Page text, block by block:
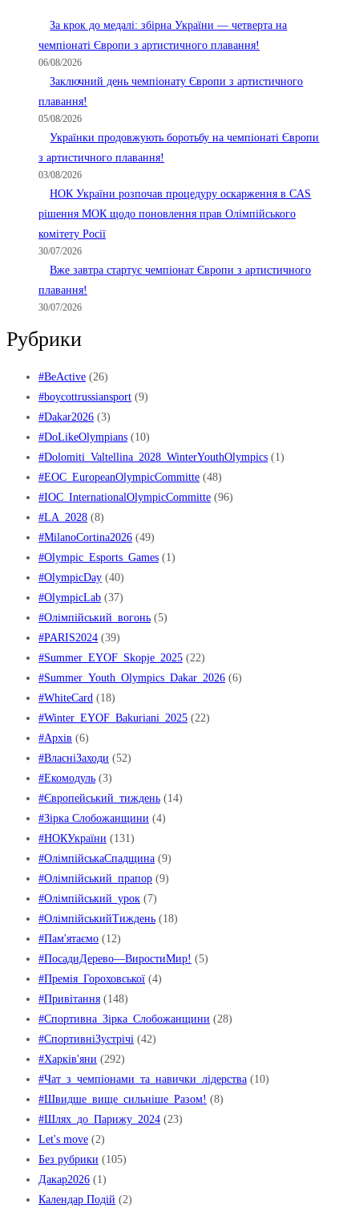
За крок до медалі: збірна України — четверта на
чемпіонаті Європи з артистичного плавання!
06/08/2026
Заключний день чемпіонату Європи з артистичного
плавання!
05/08/2026
Українки продовжують боротьбу на чемпіонаті Європи
з артистичного плавання!
03/08/2026
НОК України розпочав процедуру оскарження в CAS
рішення МОК щодо поновлення прав Олімпійського
комітету Росії
30/07/2026
Вже завтра стартує чемпіонат Європи з артистичного
плавання!
30/07/2026
Рубрики
#BeActive (26)
#boycottrussiansport (9)
#Dakar2026 (3)
#DoLikeOlympians (10)
#Dolomiti_Valtellina_2028_WinterYouthOlympics (1)
#EOC_EuropeanOlympicCommitte (48)
#IOC_InternationalOlympicCommitte (96)
#LA_2028 (8)
#MilanoCortina2026 (49)
#Olympic_Esports_Games (1)
#OlympicDay (40)
#OlympicLab (37)
#Oлімпійський_вогонь (5)
#PARIS2024 (39)
#Summer_EYOF_Skopje_2025 (22)
#Summer_Youth_Olympics_Dakar_2026 (6)
#WhiteCard (18)
#Winter_EYOF_Bakuriani_2025 (22)
#Архів (6)
#ВласніЗаходи (52)
#Екомодуль (3)
#Європейський_тиждень (14)
#Зірка Слобожанщини (4)
#НОКУкраїни (131)
#ОлімпійськаСпадщина (9)
#Олімпійський_прапор (9)
#Олімпійський_урок (7)
#ОлімпійськийТиждень (18)
#Пам'ятаємо (12)
#ПосадиДерево—ВиростиМир! (5)
#Премія_Гороховської (4)
#Привітання (148)
#Спортивна_Зірка_Слобожанщини (28)
#СпортивніЗустрічі (42)
#Харків'яни (292)
#Чат_з_чемпіонами_та_навички_лідерства (10)
#Швидше_вище_сильніше_Pазом! (8)
#Шлях_до_Парижу_2024 (23)
Let's move (2)
Без рубрики (105)
Дакар2026 (1)
Календар Подій (2)